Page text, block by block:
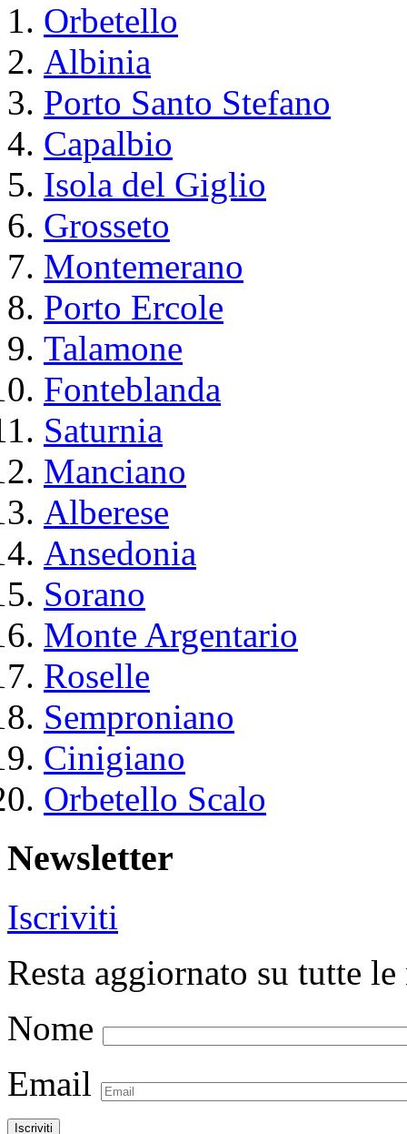
Orbetello
Albinia
Porto Santo Stefano
Capalbio
Isola del Giglio
Grosseto
Montemerano
Porto Ercole
Talamone
Fonteblanda
Saturnia
Manciano
Alberese
Ansedonia
Sorano
Monte Argentario
Roselle
Semproniano
Cinigiano
Orbetello Scalo
Newsletter
Iscriviti
Resta aggiornato su tutte
Nome
Email